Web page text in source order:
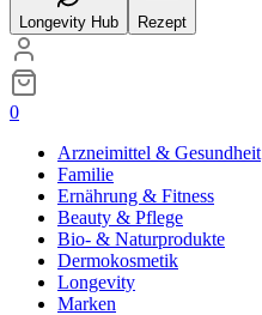
Longevity Hub Rezept
0
Arzneimittel & Gesundheit
Familie
Ernährung & Fitness
Beauty & Pflege
Bio- & Naturprodukte
Dermokosmetik
Longevity
Marken